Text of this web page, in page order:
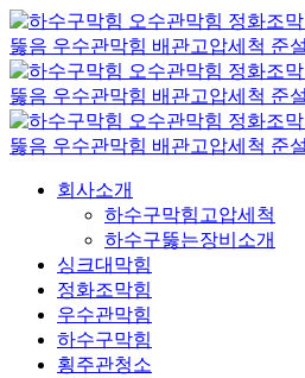
콘
텐
츠
로
건
너
회사소개
하수구막힘고압세척
하수구뚫는장비소개
싱크대막힘
정화조막힘
우수관막힘
하수구막힘
횡주관청소